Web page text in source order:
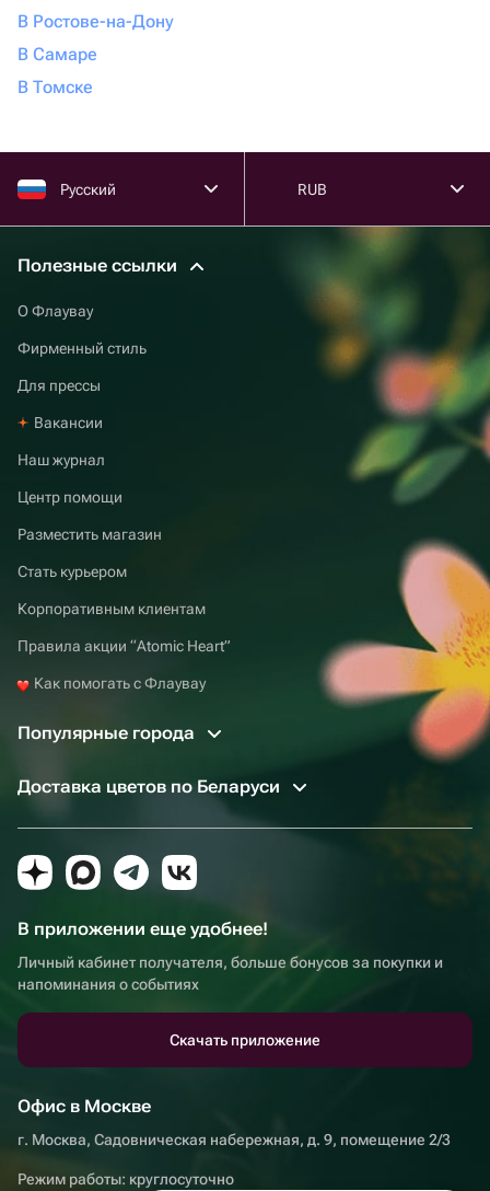
В Ростове-на-Дону
В Самаре
В Томске
Русский RUB
Полезные ссылки
О Флаувау
Фирменный стиль
Для прессы
Вакансии
Наш журнал
Центр помощи
Разместить магазин
Стать курьером
Корпоративным клиентам
Правила акции “Atomic Heart”
Как помогать с Флаувау
Популярные города
Доставка цветов по Беларуси
В приложении еще удобнее!
Личный кабинет получателя, больше бонусов за покупки и
напоминания о событиях
Скачать приложение
Офис в Москве
г. Москва, Садовническая набережная, д. 9, помещение 2/3
Режим работы: круглосуточно